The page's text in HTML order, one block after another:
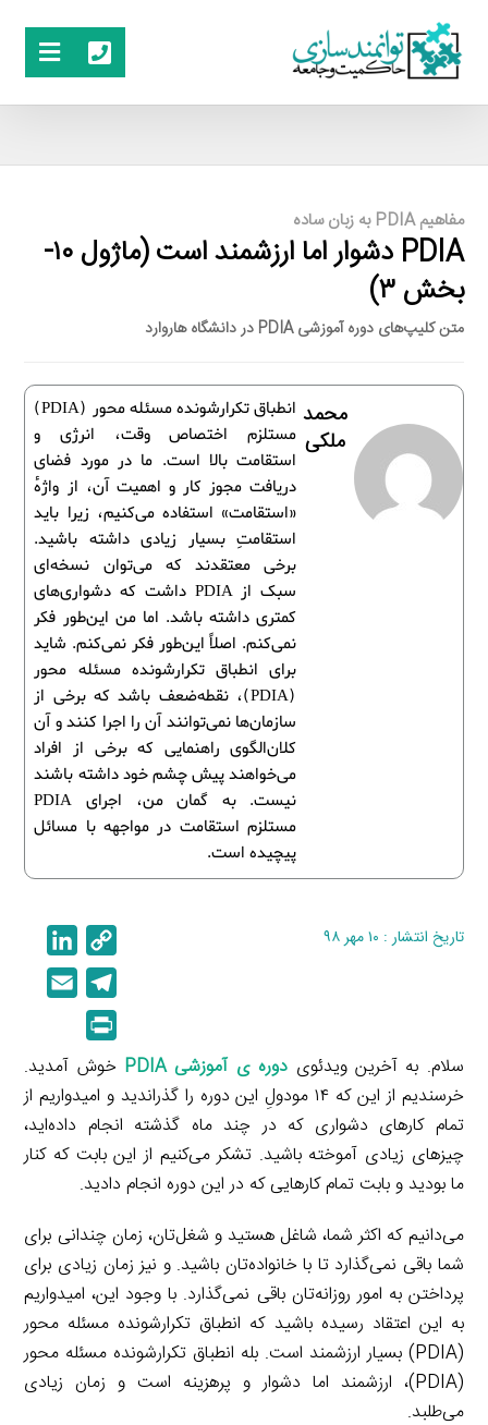
مفاهیم PDIA به زبان ساده
PDIA دشوار اما ارزشمند است (ماژول ۱۰-
بخش ۳)
متن کلیپ‌های دوره آموزشی PDIA در دانشگاه هاروارد
انطباق تکرارشونده مسئله محور (PDIA)
مستلزم اختصاص وقت، انرژی و
استقامت بالا است. ما در مورد فضای
دریافت مجوز کار و اهمیت آن، از واژۀ
«استقامت» استفاده می‌کنیم، زیرا باید
استقامتِ بسیار زیادی داشته باشید.
برخی معتقدند که می‌توان نسخه‌ای
سبک از PDIA داشت که دشواری‌های
کمتری داشته باشد. اما من این‌طور فکر
نمی‌کنم. اصلاً این‌طور فکر نمی‌کنم. شاید
برای انطباق تکرارشونده مسئله محور
(PDIA)، نقطه‌ضعف باشد که برخی از
سازمان‌ها نمی‌توانند آن را اجرا کنند و آن
کلان‌الگوی راهنمایی که برخی از افراد
می‌خواهند پیش چشم خود داشته باشند
نیست. به گمان من، اجرای PDIA
مستلزم استقامت در مواجهه با مسائل
پیچیده است.
محمد
ملکی
تاریخ انتشار : ۱۰ مهر ۹۸
o
p
y
L
i
k
i
n
e
d
I
n
e
l
e
g
a
m
i
l
t
سلام. به آخرین ویدئوی دوره ی آموزشی PDIA
خوش آمدید.
خرسندیم از این که ۱۴ مودولِ این دوره را گذراندید و امیدواریم از
تمام کارهای دشواری که در چند ماه گذشته انجام داده‌اید،
چیزهای زیادی آموخته باشید. تشکر می‌کنیم از این بابت که کنار
ما بودید و بابت تمام کارهایی که در این دوره انجام دادید.
می‌دانیم که اکثر شما، شاغل هستید و شغل‌تان، زمان چندانی برای
شما باقی نمی‌گذارد تا با خانواده‌تان باشید. و نیز زمان زیادی برای
پرداختن به امور روزانه‌تان باقی نمی‌گذارد. با وجود این، امیدواریم
به این اعتقاد رسیده باشید که انطباق تکرارشونده مسئله محور
(PDIA) بسیار ارزشمند است. بله انطباق تکرارشونده مسئله محور
(PDIA)، ارزشمند اما دشوار و پرهزینه است و زمان زیادی
می‌طلبد.